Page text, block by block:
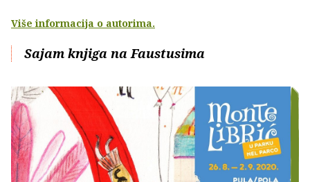
Više informacija o autorima.
Sajam knjiga na Faustusima